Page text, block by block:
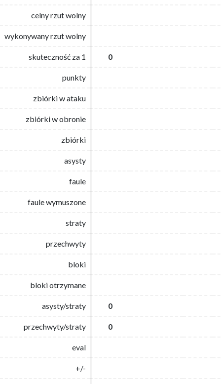
celny rzut wolny
wykonywany rzut wolny
skuteczność za 1 0
punkty
zbiórki w ataku
zbiórki w obronie
zbiórki
asysty
faule
faule wymuszone
straty
przechwyty
bloki
bloki otrzymane
asysty/straty 0
przechwyty/straty 0
eval
+/-
celny rzut wolny
wykonywany rzut wolny
skuteczność za 1 0
punkty
zbiórki w ataku
zbiórki w obronie
zbiórki
asysty
faule
faule wymuszone
straty
przechwyty
bloki
bloki otrzymane
asysty/straty 0
przechwyty/straty 0
eval
+/-